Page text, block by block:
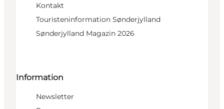
Kontakt
Touristeninformation Sønderjylland
Sønderjylland Magazin 2026
Information
Newsletter